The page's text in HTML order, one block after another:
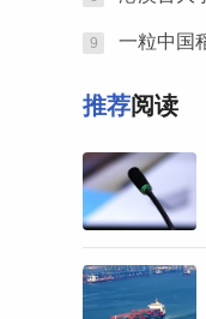
9 一粒中国稻
推荐阅读